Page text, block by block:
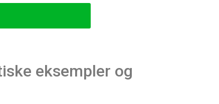
eksempler og